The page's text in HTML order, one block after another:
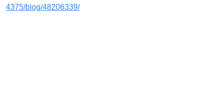
4375/blog/48206339/